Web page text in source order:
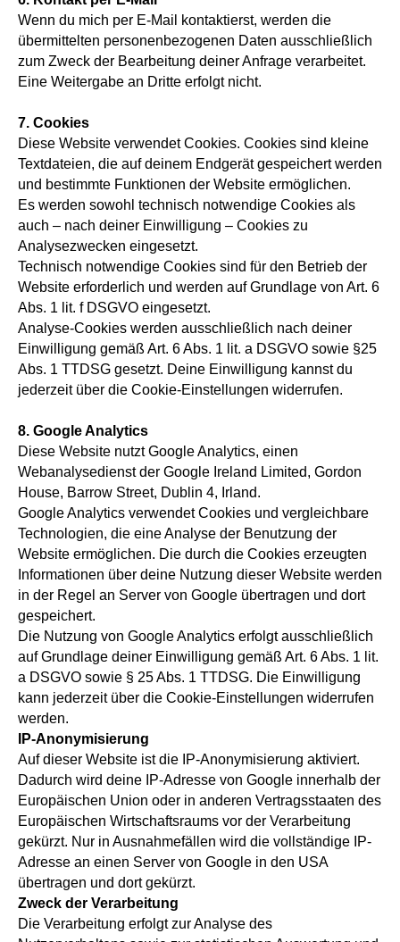
Wenn du mich per E-Mail kontaktierst, werden die
übermittelten personenbezogenen Daten ausschließlich
zum Zweck der Bearbeitung deiner Anfrage verarbeitet.
Eine Weitergabe an Dritte erfolgt nicht.
7. Cookies
Diese Website verwendet Cookies. Cookies sind kleine
Textdateien, die auf deinem Endgerät gespeichert werden
und bestimmte Funktionen der Website ermöglichen.
Es werden sowohl technisch notwendige Cookies als
auch – nach deiner Einwilligung – Cookies zu
Analysezwecken eingesetzt.
Technisch notwendige Cookies sind für den Betrieb der
Website erforderlich und werden auf Grundlage von Art. 6
Abs. 1 lit. f DSGVO eingesetzt.
Analyse-Cookies werden ausschließlich nach deiner
Einwilligung gemäß Art. 6 Abs. 1 lit. a DSGVO sowie §25
Abs. 1 TTDSG gesetzt. Deine Einwilligung kannst du
jederzeit über die Cookie-Einstellungen widerrufen.
8. Google Analytics
Diese Website nutzt Google Analytics, einen
Webanalysedienst der Google Ireland Limited, Gordon
House, Barrow Street, Dublin 4, Irland.
Google Analytics verwendet Cookies und vergleichbare
Technologien, die eine Analyse der Benutzung der
Website ermöglichen. Die durch die Cookies erzeugten
Informationen über deine Nutzung dieser Website werden
in der Regel an Server von Google übertragen und dort
gespeichert.
Die Nutzung von Google Analytics erfolgt ausschließlich
auf Grundlage deiner Einwilligung gemäß Art. 6 Abs. 1 lit.
a DSGVO sowie § 25 Abs. 1 TTDSG. Die Einwilligung
kann jederzeit über die Cookie-Einstellungen widerrufen
werden.
IP-Anonymisierung
Auf dieser Website ist die IP-Anonymisierung aktiviert.
Dadurch wird deine IP-Adresse von Google innerhalb der
Europäischen Union oder in anderen Vertragsstaaten des
Europäischen Wirtschaftsraums vor der Verarbeitung
gekürzt. Nur in Ausnahmefällen wird die vollständige IP-
Adresse an einen Server von Google in den USA
übertragen und dort gekürzt.
Zweck der Verarbeitung
Die Verarbeitung erfolgt zur Analyse des